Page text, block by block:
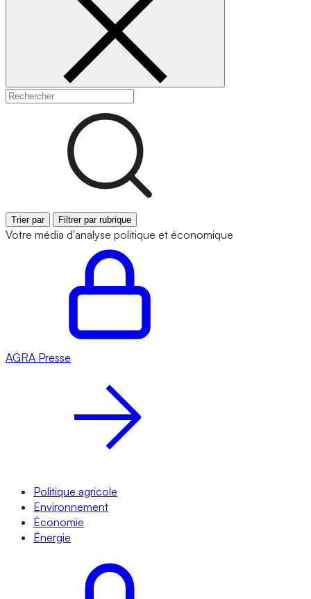
Trier par Filtrer par rubrique
Votre média d'analyse politique et économique
AGRA Presse
Politique agricole
Environnement
Économie
Énergie